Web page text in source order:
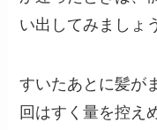
い出してみましょ
すいたあとに髪が
回はすく量を控え